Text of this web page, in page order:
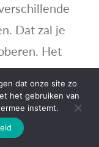
Dat zal je
Het
en kijken
maar
dat onze site zo
het gebruiken van
instemt.